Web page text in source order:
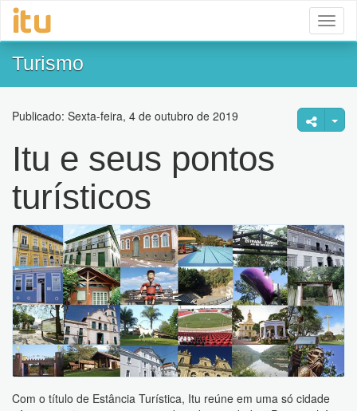
Turismo
Publicado: Sexta-feira, 4 de outubro de 2019
Itu e seus pontos
turísticos
Com o título de Estância Turística, Itu reúne em uma só cidade